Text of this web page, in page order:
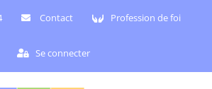
Contact Profession de foi
Se connecter